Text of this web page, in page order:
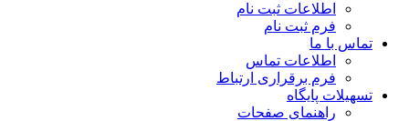
اطلاعات ثبت نام
فرم ثبت نام
تماس با ما
اطلاعات تماس
فرم برقراری ارتباط
تسهیلات پایگاه
راهنمای صفحات